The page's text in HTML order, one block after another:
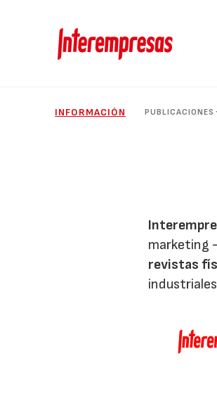
INFORMACIÓN PUBLICACIONES
marketing
revistas